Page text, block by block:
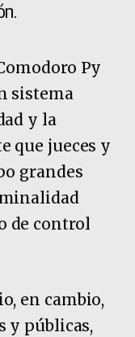
Py
sistema
y la
que jueces y
grandes
de control
en cambio,
y públicas,